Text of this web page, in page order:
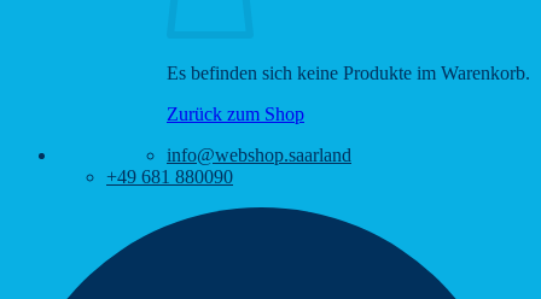
Es befinden sich keine Produkte im Warenkorb.
Zurück zum Shop
info@webshop.saarland
+49 681 880090